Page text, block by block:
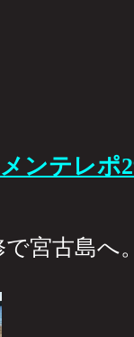
ンテレポ
で宮古島へ